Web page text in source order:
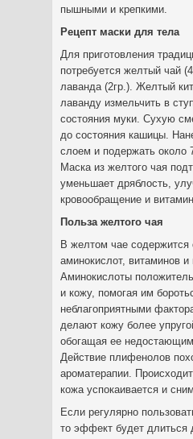
пышными и крепкими.
Рецепт маски для тела
Для приготовления
потребуется желтый чай
лаванда (2гр.). Желтый
лаванду измельчить в
состояния муки. Сухую
до состояния кашицы.
слоем и подержать около
Маска из желтого чая
уменьшает дряблость,
кровообращение и
Польза желтого чая
В желтом чае содержится
аминокислот, витаминов
Аминокислоты
и кожу, помогая им
неблагоприятными
делают кожу более
обогащая ее
Действие плифенолов
ароматерапии.
кожа успокаивается и
Если регулярно
то эффект будет длиться